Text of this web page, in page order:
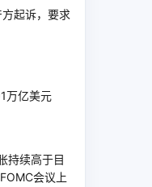
起诉，要求
万亿美元
持续高于目
会议上